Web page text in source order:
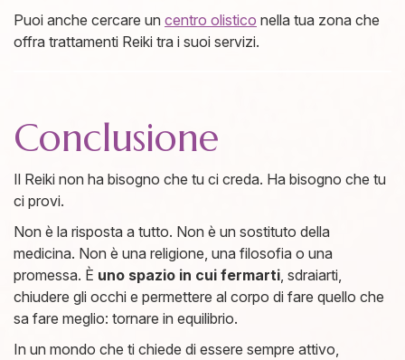
Puoi anche cercare un centro olistico nella tua zona che
offra trattamenti Reiki tra i suoi servizi.
Conclusione
Il Reiki non ha bisogno che tu ci creda. Ha bisogno che tu
ci provi.
Non è la risposta a tutto. Non è un sostituto della
medicina. Non è una religione, una filosofia o una
promessa. È uno spazio in cui fermarti , sdraiarti,
chiudere gli occhi e permettere al corpo di fare quello che
sa fare meglio: tornare in equilibrio.
In un mondo che ti chiede di essere sempre attivo,